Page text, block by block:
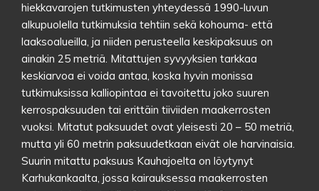
hiekkavarojen tutkimusten yhteydessä 1990-luvun
alkupuolella tutkimuksia tehtiin sekä kohouma- että
laaksoalueilla, ja niiden perusteella keskipaksuus on
ainakin 25 metriä. Mitattujen syvyyksien tarkkaa
keskiarvoa ei voida antaa, koska hyvin monissa
tutkimuksissa kalliopintaa ei tavoitettu joko suuren
kerrospaksuuden tai erittäin tiiviiden maakerrosten
vuoksi. Mitatut paksuudet ovat yleisesti 20 – 50 metriä,
mutta yli 60 metrin paksuudetkaan eivät ole harvinaisia.
Suurin mitattu paksuus Kauhajoelta on löytynyt
Karhukankaalta, jossa kairauksessa maakerrosten